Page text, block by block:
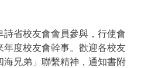
省校友會會員參與，行使會
年度校友會幹事。歡迎各校友
兄弟」聯繫精神，通知書附